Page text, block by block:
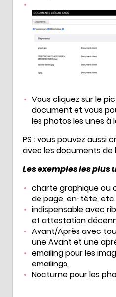
Vous cliquez sur le
document et vous
les photos les unes à
PS : vous pouvez aussi
avec les documents de
Les exemples les plus
charte graphique ou
de page, en-tête,
indispensable avec
et attestation
Avant/Après avec
une Avant et une
emailing pour les
emailings,
Nocturne pour les